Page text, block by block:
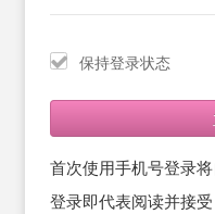
保持登录状态
首次使用手机号登录
登录即代表阅读并接受